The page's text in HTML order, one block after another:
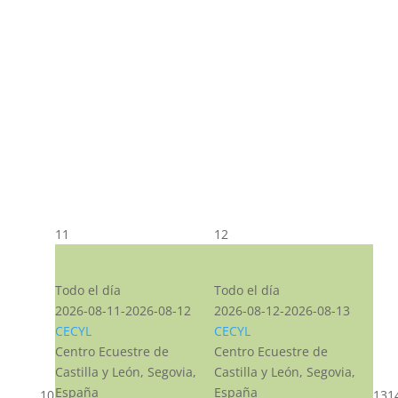
11
Todo el día
2026-08-11-2026-08-12
CECYL
Centro Ecuestre de
Castilla y León, Segovia,
España
12
Todo el día
2026-08-12-2026-08-13
CECYL
Centro Ecuestre de
Castilla y León, Segovia,
España